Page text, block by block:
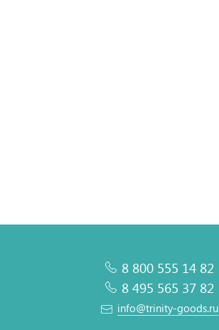
8 800 555 14 82
8 495 565 37 82
info@trinity-goods.ru